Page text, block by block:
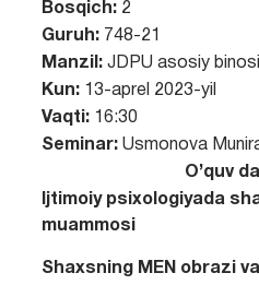
Bosqich:2
Guruh:748-21
Manzil:JDPU asosiy
Kun: 13-aprel 2023-yil
Vaqti:16:30
Seminar:Usmonova
O’quv
Ijtimoiy psixologiyada
muammosi
Shaxsning MEN obrazi